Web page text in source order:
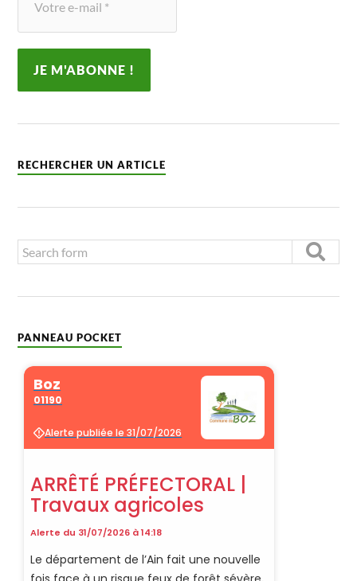
RECHERCHER UN ARTICLE
PANNEAU POCKET